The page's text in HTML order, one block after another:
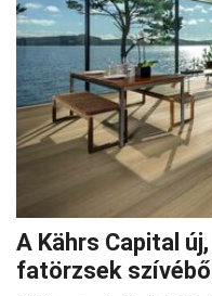
A Kährs Capital
fatörzsek